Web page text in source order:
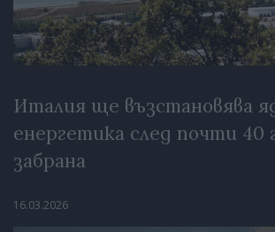
Италия ще възстановява
енергетика след почти 40
забрана
16.03.2026